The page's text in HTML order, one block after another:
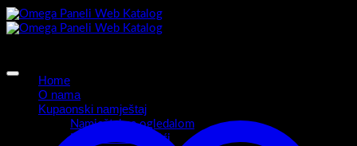
Home
O nama
Kupaonski namještaj
Namještaj sa ogledalom
Kupaonski ormarići